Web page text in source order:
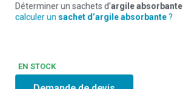
Déterminer un sachets d’argile absorbante
calculer un sachet d’argile absorbante?
EN STOCK